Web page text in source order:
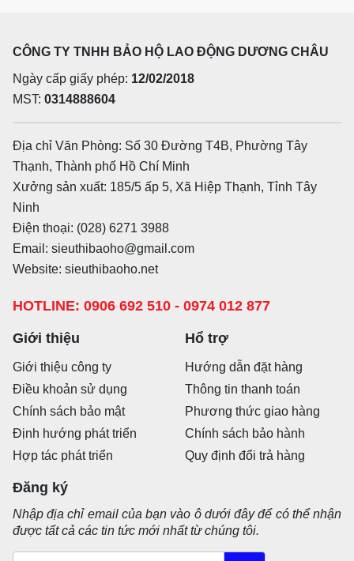
CÔNG TY TNHH BẢO HỘ LAO ĐỘNG DƯƠNG CHÂU
Ngày cấp giấy phép: 12/02/2018
MST: 0314888604
Địa chỉ Văn Phòng: Số 30 Đường T4B, Phường Tây
Thạnh, Thành phố Hồ Chí Minh
Xưởng sản xuất: 185/5 ấp 5, Xã Hiệp Thạnh, Tỉnh Tây
Ninh
Điện thoại: (028) 6271 3988
Email: sieuthibaoho@gmail.com
Website: sieuthibaoho.net
HOTLINE: 0906 692 510 - 0974 012 877
Giới thiệu
Giới thiệu công ty
Điều khoản sử dụng
Chính sách bảo mật
Định hướng phát triển
Hợp tác phát triển
Hổ trợ
Hướng dẫn đặt hàng
Thông tin thanh toán
Phương thức giao hàng
Chính sách bảo hành
Quy định đổi trả hàng
Đăng ký
Nhập địa chỉ email của bạn vào ô dưới đây để có thể nhận
được tất cả các tin tức mới nhất từ chúng tôi.